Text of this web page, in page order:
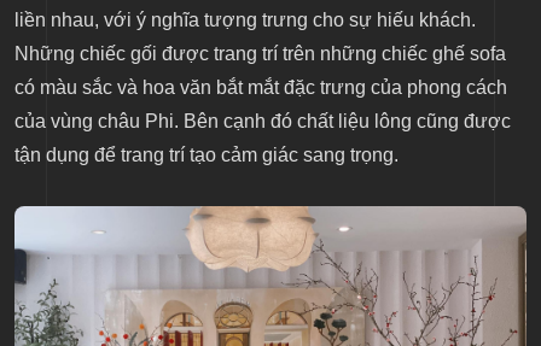
liền nhau, với ý nghĩa tượng trưng cho sự hiếu khách.
Những chiếc gối được trang trí trên những chiếc ghế sofa
có màu sắc và hoa văn bắt mắt đặc trưng của phong cách
của vùng châu Phi. Bên cạnh đó chất liệu lông cũng được
tận dụng để trang trí tạo cảm giác sang trọng.